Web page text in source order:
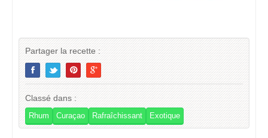
Partager la recette :
Classé dans :
Rhum Curaçao Rafraîchissant Exotique